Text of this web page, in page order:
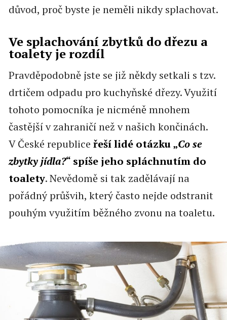
důvod, proč byste je neměli nikdy splachovat.
Ve splachování zbytků do dřezu a
toalety je rozdíl
Pravděpodobně jste se již někdy setkali s tzv.
drtičem odpadu pro kuchyňské dřezy. Využití
tohoto pomocníka je nicméně mnohem
častější v zahraničí než v našich končinách.
V České republice řeší lidé otázku „Co se
zbytky jídla?“ spíše jeho spláchnutím do
toalety. Nevědomě si tak zadělávají na
pořádný průšvih, který často nejde odstranit
pouhým využitím běžného zvonu na toaletu.